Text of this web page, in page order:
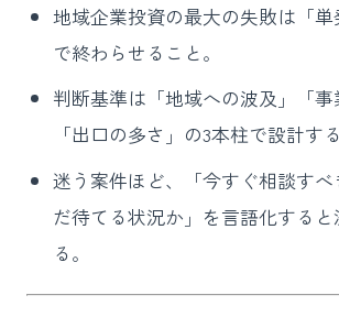
地域企業投資の最大の失敗は「単
で終わらせること。
判断基準は「地域への波及」「事
「出口の多さ」の3本柱で設計する
迷う案件ほど、「今すぐ相談すべ
だ待てる状況か」を言語化すると
る。